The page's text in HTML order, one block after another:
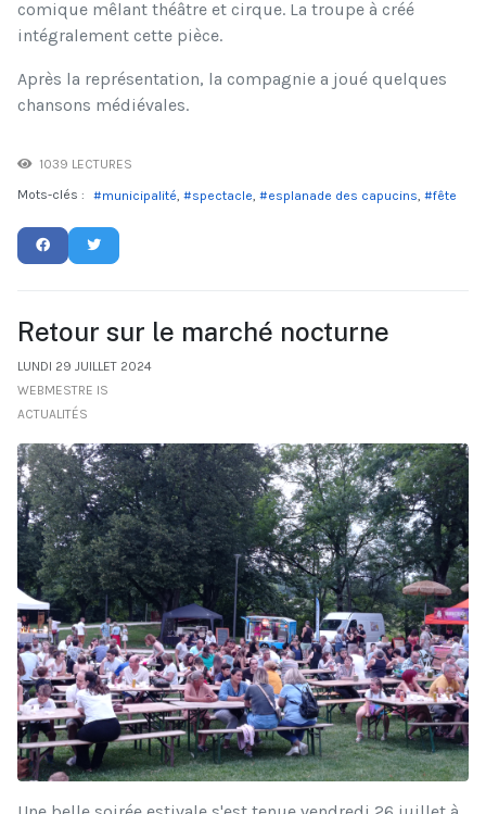
comique mêlant théâtre et cirque. La troupe à créé
intégralement cette pièce.
Après la représentation, la compagnie a joué quelques
chansons médiévales.
1039 LECTURES
Mots-clés :
municipalité spectacle esplanade des capucins fête
Retour sur le marché nocturne
LUNDI 29 JUILLET 2024
WEBMESTRE IS
ACTUALITÉS